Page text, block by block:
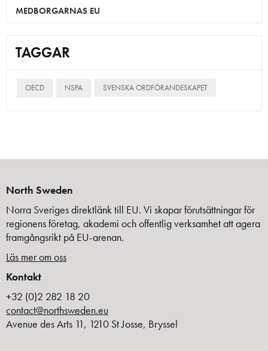
MEDBORGARNAS EU
TAGGAR
OECD NSPA SVENSKA ORDFÖRANDESKAPET
North Sweden
Norra Sveriges direktlänk till EU. Vi skapar förutsättningar för
regionens företag, akademi och offentlig verksamhet att agera
framgångsrikt på EU-arenan.
Läs mer om oss
Kontakt
+32 (0)2 282 18 20
contact@northsweden.eu
Avenue des Arts 11, 1210 St Josse, Bryssel